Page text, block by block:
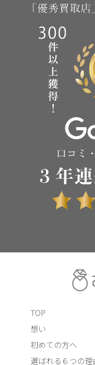
TOP
想い
初めての方へ
選ばれる６つの理